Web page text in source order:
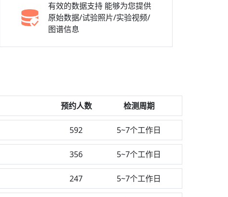
有效的数据支持 能够为您提供
原始数据/试验照片/实验视频/
图谱信息
预约人数 检测周期
592 5~7个工作日
356 5~7个工作日
247 5~7个工作日